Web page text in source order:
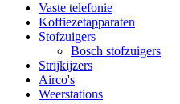
Vaste telefonie
Koffiezetapparaten
Stofzuigers
Bosch stofzuigers
Strijkijzers
Airco's
Weerstations